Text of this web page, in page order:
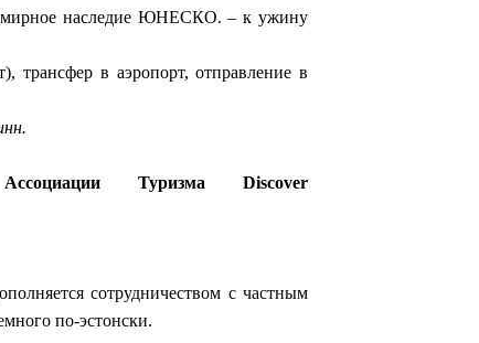
наследие ЮНЕСКО. – к ужину
трансфер в аэропорт, отправление в
Туризма Discover
сотрудничеством с частным
по-эстонски.